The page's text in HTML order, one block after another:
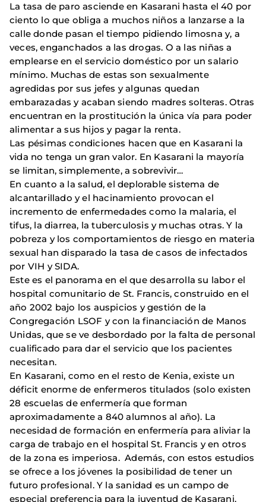
La tasa de paro asciende en Kasarani hasta el 40 por
ciento lo que obliga a muchos niños a lanzarse a la
calle donde pasan el tiempo pidiendo limosna y, a
veces, enganchados a las drogas. O a las niñas a
emplearse en el servicio doméstico por un salario
mínimo. Muchas de estas son sexualmente
agredidas por sus jefes y algunas quedan
embarazadas y acaban siendo madres solteras. Otras
encuentran en la prostitución la única vía para poder
alimentar a sus hijos y pagar la renta.
Las pésimas condiciones hacen que en Kasarani la
vida no tenga un gran valor. En Kasarani la mayoría
se limitan, simplemente, a sobrevivir…
En cuanto a la salud, el deplorable sistema de
alcantarillado y el hacinamiento provocan el
incremento de enfermedades como la malaria, el
tifus, la diarrea, la tuberculosis y muchas otras. Y la
pobreza y los comportamientos de riesgo en materia
sexual han disparado la tasa de casos de infectados
por VIH y SIDA.
Este es el panorama en el que desarrolla su labor el
hospital comunitario de St. Francis, construido en el
año 2002 bajo los auspicios y gestión de la
Congregación LSOF y con la financiación de Manos
Unidas, que se ve desbordado por la falta de personal
cualificado para dar el servicio que los pacientes
necesitan.
En Kasarani, como en el resto de Kenia, existe un
déficit enorme de enfermeros titulados (solo existen
28 escuelas de enfermería que forman
aproximadamente a 840 alumnos al año). La
necesidad de formación en enfermería para aliviar la
carga de trabajo en el hospital St. Francis y en otros
de la zona es imperiosa. Además, con estos estudios
se ofrece a los jóvenes la posibilidad de tener un
futuro profesional. Y la sanidad es un campo de
especial preferencia para la juventud de Kasarani.